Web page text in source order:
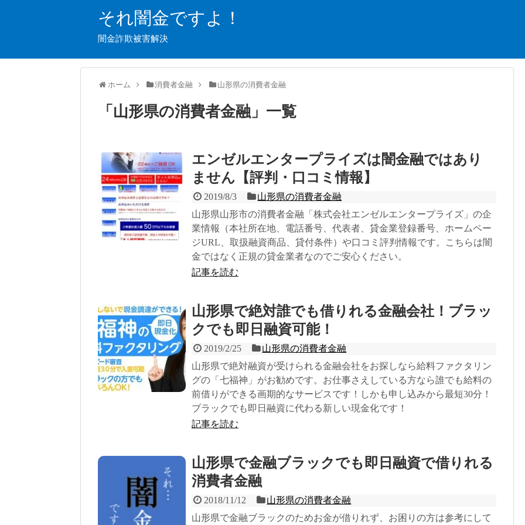
それ闇金ですよ！
闇金詐欺被害解決
ホーム 消費者金融 山形県の消費者金融
「 山形県の消費者金融 」 一覧
エンゼルエンタープライズは闇金融ではあり
ません【評判・口コミ情報】
2019/8/3
山形県の消費者金融
山形県山形市の消費者金融「株式会社エンゼルエンタープライズ」の企
業情報（本社所在地、電話番号、代表者、貸金業登録番号、ホームペー
ジURL、取扱融資商品、貸付条件）や口コミ評判情報です。こちらは闇
金ではなく正規の貸金業者なのでご安心ください。
記事を読む
山形県で絶対誰でも借りれる金融会社！ブラッ
クでも即日融資可能！
2019/2/25
山形県の消費者金融
山形県で絶対融資が受けられる金融会社をお探しなら給料ファクタリン
グの「七福神」がお勧めです。お仕事さえしている方なら誰でも給料の
前借りができる画期的なサービスです！しかも申し込みから最短30分！
ブラックでも即日融資に代わる新しい現金化です！
記事を読む
山形県で金融ブラックでも即日融資で借りれる
消費者金融
2018/11/12
山形県の消費者金融
山形県で金融ブラックのためお金が借りれず、お困りの方は参考にして